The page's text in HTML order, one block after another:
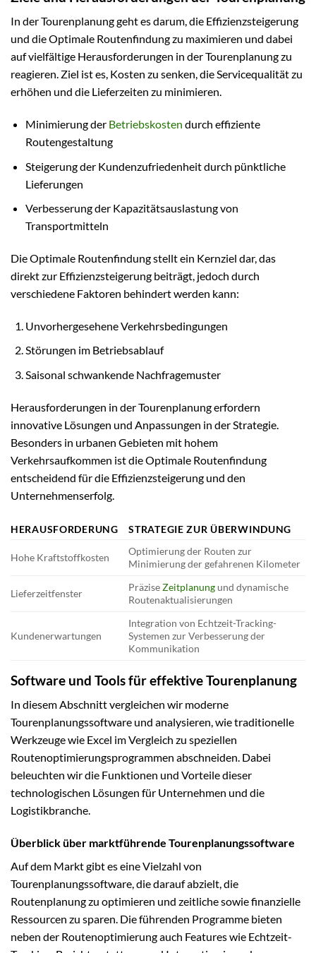
In der Tourenplanung geht es darum, die Effizienzsteigerung
und die Optimale Routenfindung zu maximieren und dabei
auf vielfältige Herausforderungen in der Tourenplanung zu
reagieren. Ziel ist es, Kosten zu senken, die Servicequalität zu
erhöhen und die Lieferzeiten zu minimieren.
Minimierung der Betriebskosten durch effiziente
Routengestaltung
Steigerung der Kundenzufriedenheit durch pünktliche
Lieferungen
Verbesserung der Kapazitätsauslastung von
Transportmitteln
Die Optimale Routenfindung stellt ein Kernziel dar, das
direkt zur Effizienzsteigerung beiträgt, jedoch durch
verschiedene Faktoren behindert werden kann:
Unvorhergesehene Verkehrsbedingungen
Störungen im Betriebsablauf
Saisonal schwankende Nachfragemuster
Herausforderungen in der Tourenplanung erfordern
innovative Lösungen und Anpassungen in der Strategie.
Besonders in urbanen Gebieten mit hohem
Verkehrsaufkommen ist die Optimale Routenfindung
entscheidend für die Effizienzsteigerung und den
Unternehmenserfolg.
HERAUSFORDERUNG STRATEGIE ZUR ÜBERWINDUNG
Hohe Kraftstoffkosten
Optimierung der Routen zur
Minimierung der gefahrenen Kilometer
Lieferzeitfenster
PräziseZeitplanung und dynamische
Routenaktualisierungen
Kundenerwartungen
Integration von Echtzeit-Tracking-
Systemen zur Verbesserung der
Kommunikation
Software und Tools für effektive Tourenplanung
In diesem Abschnitt vergleichen wir moderne
Tourenplanungssoftware und analysieren, wie traditionelle
Werkzeuge wie Excel im Vergleich zu speziellen
Routenoptimierungsprogrammen abschneiden. Dabei
beleuchten wir die Funktionen und Vorteile dieser
technologischen Lösungen für Unternehmen und die
Logistikbranche.
Überblick über marktführende Tourenplanungssoftware
Auf dem Markt gibt es eine Vielzahl von
Tourenplanungssoftware, die darauf abzielt, die
Routenplanung zu optimieren und zeitliche sowie finanzielle
Ressourcen zu sparen. Die führenden Programme bieten
neben der Routenoptimierung auch Features wie Echtzeit-